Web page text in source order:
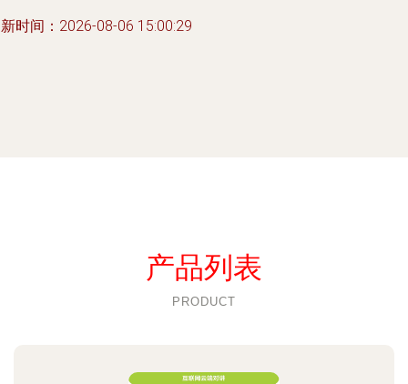
时间：2026-08-06 15:00:29
产品列表
PRODUCT